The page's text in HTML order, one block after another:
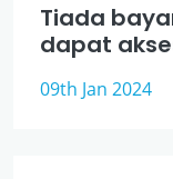
Tiada
dapat
09th Jan 2024